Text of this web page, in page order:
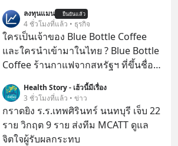
ลงทุนแมน ยืนยันแล้ว
4 ชั่วโมงที่แล้ว • ธุรกิจ
ใครเป็นเจ้าของ Blue Bottle Coffee
และใครนำเข้ามาในไทย ? Blue Bottle
Coffee ร้านกาแฟจากสหรัฐฯ ที่ขึ้นชื่อ
แรกในประเทศไทย ที่ Central Park
Health Story - เฮ้วนี้มีเรื่อง
3 ชั่วโมงที่แล้ว • ข่าว
กราดยิง ร.ร.เทพศิรินทร์ นนทบุรี เจ็บ 22
ราย วิกฤต 9 ราย ส่งทีม MCATT ดูแล
จิตใจผู้รับผลกระทบ